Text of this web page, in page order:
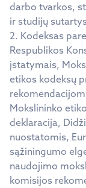
darbo tvarkos,
ir studijų
2. Kodeksas
Respublikos
įstatymais,
etikos kodeksų
Mokslininko
deklaracija,
nuostatomis,
sąžiningumo
naudojimo
komisijos